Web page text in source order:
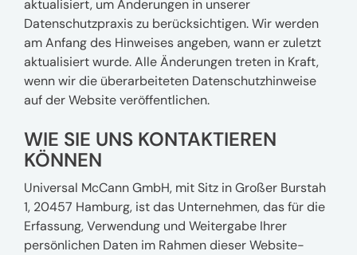
aktualisiert, um Änderungen in unserer
Datenschutzpraxis zu berücksichtigen. Wir werden
am Anfang des Hinweises angeben, wann er zuletzt
aktualisiert wurde. Alle Änderungen treten in Kraft,
wenn wir die überarbeiteten Datenschutzhinweise
auf der Website veröffentlichen.
WIE SIE UNS KONTAKTIEREN
KÖNNEN
Universal McCann GmbH, mit Sitz in Großer Burstah
1, 20457 Hamburg, ist das Unternehmen, das für die
Erfassung, Verwendung und Weitergabe Ihrer
persönlichen Daten im Rahmen dieser Website-